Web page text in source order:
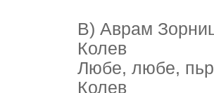
В) Аврам
Колев
Любе, любе,
Колев